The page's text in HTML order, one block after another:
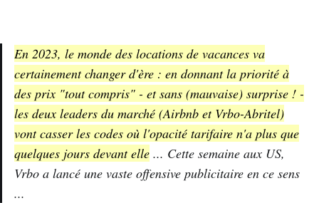
En 2023, le monde des locations de vacances va
certainement changer d'ère : en donnant la priorité à
des prix "tout compris" - et sans (mauvaise) surprise ! -
les deux leaders du marché (Airbnb et Vrbo-Abritel)
vont casser les codes où l'opacité tarifaire n'a plus que
quelques jours devant elle ... Cette semaine aux US,
Vrbo a lancé une vaste offensive publicitaire en ce sens
...